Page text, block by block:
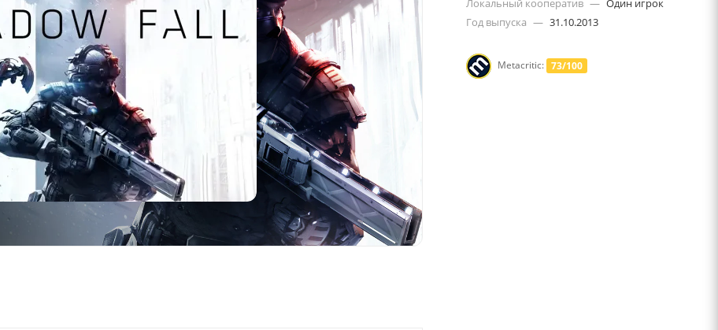
Локальный кооператив — Один игрок
Год выпуска — 31.10.2013
Metacritic: 73/100